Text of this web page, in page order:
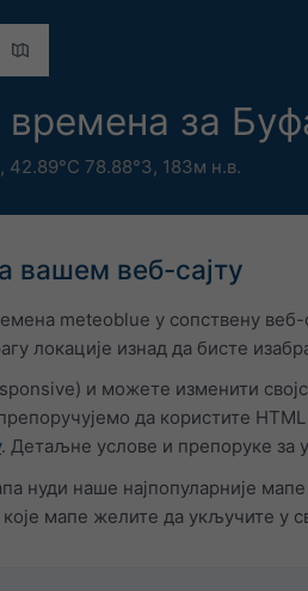
за
, 42.89°С 78.88°З, 183м н.в.
вашем веб-сајту
meteoblue у сопствену
локације изнад да бисте
и можете изменити
да користите
. Детаљне услове и препоруке за
нуди наше најпопуларније
мапе желите да укључите у